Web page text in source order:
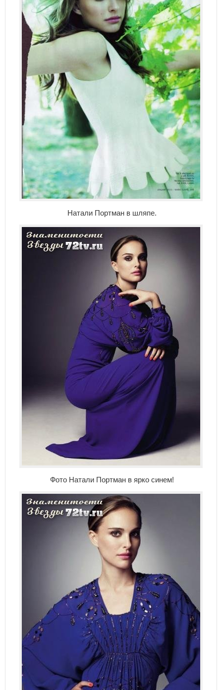
Натали Портман в шляпе.
Фото Натали Портман в ярко синем!